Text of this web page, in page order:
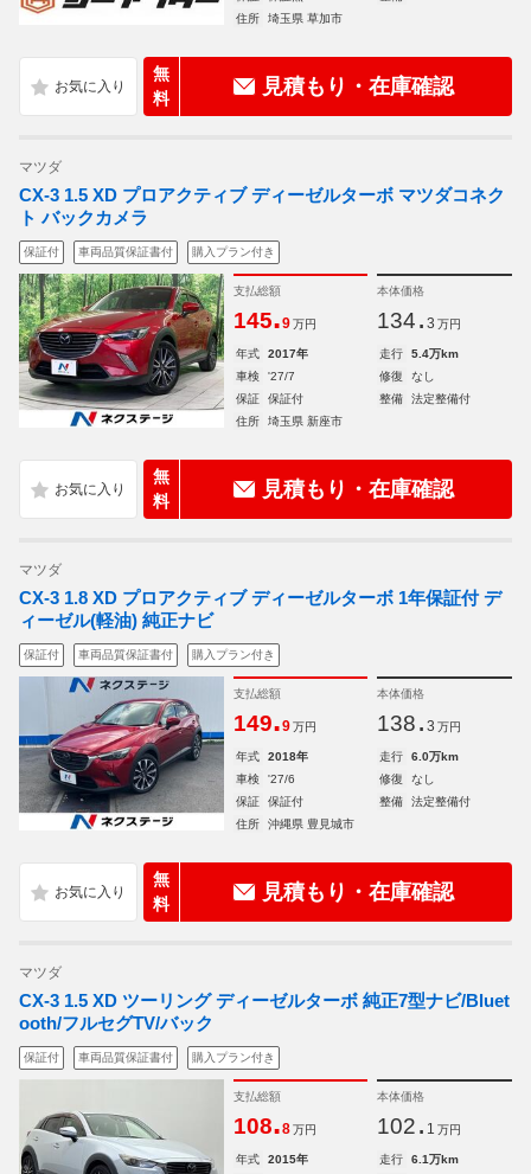
住所
埼玉県 草加市
無
料
見積もり・在庫確認
マツダ
CX-3 1.5 XD プロアクティブ ディーゼルターボ マツダコネク
ト バックカメラ
保証付 車両品質保証書付 購入プラン付き
支払総額
145.9 万円
本体価格
134. 3 万円
年式 2017年 走行
5.4万km
車検
'27/7 修復
なし
保証
保証付 整備
法定整備付
住所
埼玉県 新座市
無
料
見積もり・在庫確認
マツダ
CX-3 1.8 XD プロアクティブ ディーゼルターボ 1年保証付 デ
ィーゼル(軽油) 純正ナビ
保証付 車両品質保証書付 購入プラン付き
支払総額
149.9 万円
本体価格
138. 3 万円
年式 2018年 走行
6.0万km
車検
'27/6 修復
なし
保証
保証付 整備
法定整備付
住所
沖縄県 豊見城市
無
料
見積もり・在庫確認
マツダ
CX-3 1.5 XD ツーリング ディーゼルターボ 純正7型ナビ/Bluet
ooth/フルセグTV/バック
保証付 車両品質保証書付 購入プラン付き
支払総額
108.8 万円
本体価格
102. 1 万円
年式 2015年 走行
6.1万km